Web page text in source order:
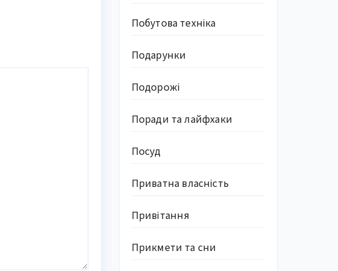
Побутова техніка
Подарунки
Подорожі
Поради та лайфхаки
Посуд
Приватна власність
Привітання
Прикмети та сни